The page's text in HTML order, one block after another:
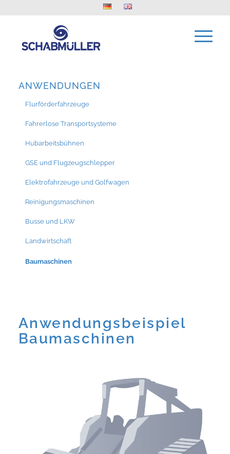
ANWENDUNGEN
Flurförderfahrzeuge
Fahrerlose Transportsysteme
Hubarbeitsbühnen
GSE und Flugzeugschlepper
Elektrofahrzeuge und Golfwagen
Reinigungsmaschinen
Busse und LKW
Landwirtschaft
Baumaschinen
Anwendungsbeispiel
Baumaschinen